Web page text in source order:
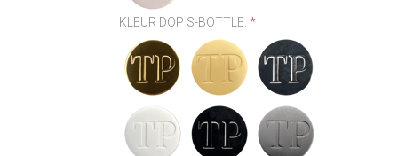
KLEUR DOP S-BOTTLE:*